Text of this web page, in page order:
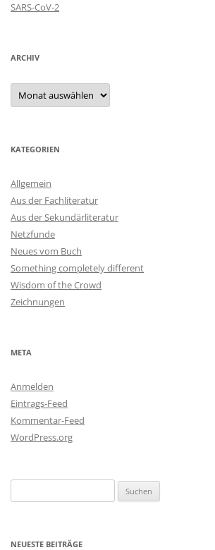
SARS-CoV-2
ARCHIV
Archiv
KATEGORIEN
Allgemein
Aus der Fachliteratur
Aus der Sekundärliteratur
Netzfunde
Neues vom Buch
Something completely different
Wisdom of the Crowd
Zeichnungen
META
Anmelden
Eintrags-Feed
Kommentar-Feed
WordPress.org
nach:
NEUESTE BEITRÄGE